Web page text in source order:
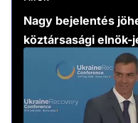
Nagy bejelentés
köztársasági elnök-